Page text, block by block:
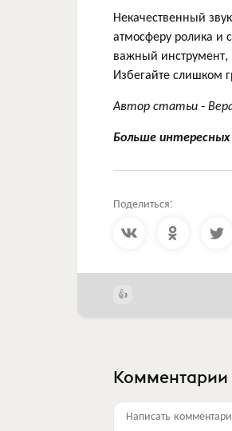
Некачественный
атмосферу ролика и
важный инструмент,
Избегайте слишком
Автор статьи -
Больше
Поделиться:
Комментарии
Написать